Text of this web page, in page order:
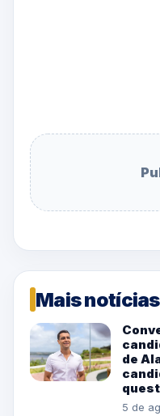
Mais notícias
de
5 de